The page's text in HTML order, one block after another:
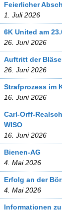
Feierlicher
1. Juli 2026
6K United am
26. Juni 2026
Auftritt der
26. Juni 2026
Strafprozess im
16. Juni 2026
Carl-Orff-
WISO
16. Juni 2026
Bienen-AG
4. Mai 2026
Erfolg an der
4. Mai 2026
Informationen